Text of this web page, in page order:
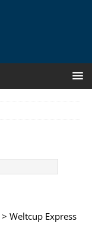
> Weltcup Express